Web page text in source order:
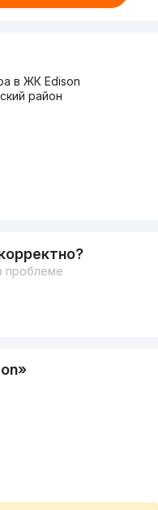
в ЖК Edison
район
проблеме